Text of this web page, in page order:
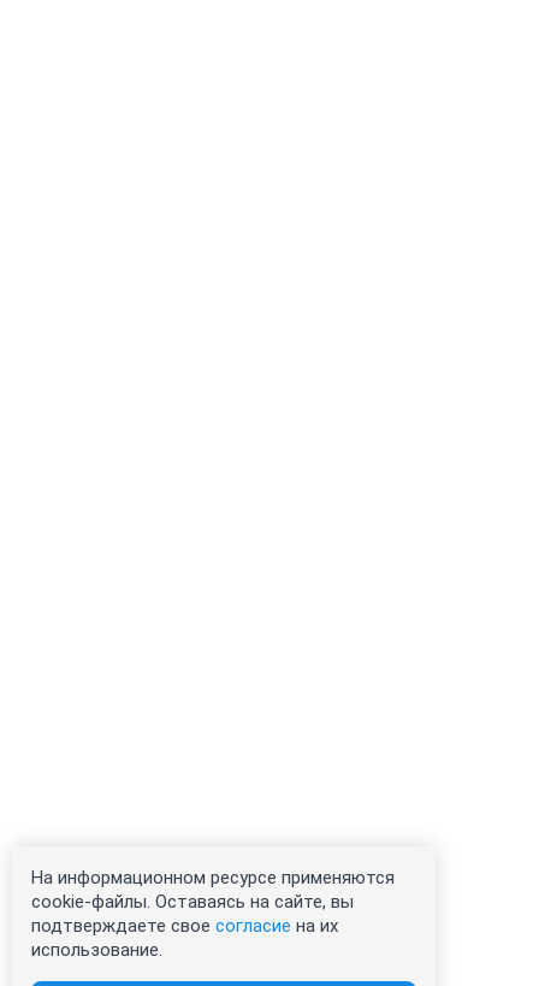
На информационном ресурсе применяются
cookie-файлы. Оставаясь на сайте, вы
подтверждаете свое согласие на их
использование.